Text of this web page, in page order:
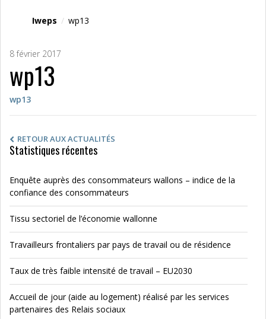
Iweps / wp13
8 février 2017
wp13
wp13
RETOUR AUX ACTUALITÉS
Statistiques récentes
Enquête auprès des consommateurs wallons – indice de la
confiance des consommateurs
Tissu sectoriel de l’économie wallonne
Travailleurs frontaliers par pays de travail ou de résidence
Taux de très faible intensité de travail – EU2030
Accueil de jour (aide au logement) réalisé par les services
partenaires des Relais sociaux